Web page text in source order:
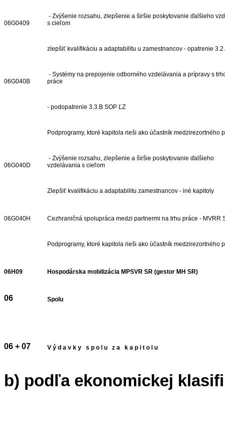
06G0409
- Zvýšenie rozsahu, zlepšenie a širšie poskytovanie ďalšieho
s cieľom
zlepšiť kvalifikáciu a adaptabilitu u zamestnancov - opatrenie
06G040B
- Systémy na prepojenie odborného vzdelávania a prípravy s
práce
- podopatrenie 3.3.B SOP ĽZ
Podprogramy, ktoré kapitola rieši ako účastník medzirezortného
06G040D
- Zvýšenie rozsahu, zlepšenie a širšie poskytovanie ďalšieho
vzdelávania s cieľom
Zlepšiť kvalifikáciu a adaptabilitu zamestnancov - iné kapitoly
06G040H Cezhraničná spolupráca medzi partnermi na trhu práce - MVRR
Podprogramy, ktoré kapitola rieši ako účastník medzirezortného
06H09 Hospodárska mobilizácia MPSVR SR (gestor MH SR)
06 Spolu
06 + 07 V ý d a v k y s p o l u z a k a p i t o l u
b) podľa ekonomickej